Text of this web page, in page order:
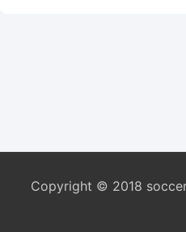
Copyright © 2018